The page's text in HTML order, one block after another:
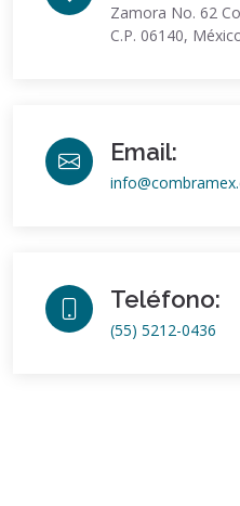
Zamora No. 62
C.P. 06140,
Email:
Teléfono:
(55) 5212-0436